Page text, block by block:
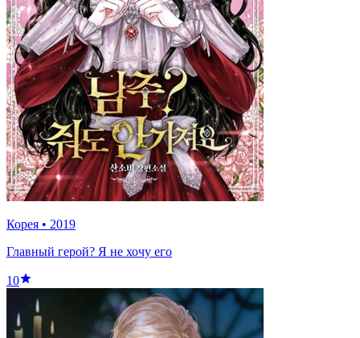
Корея • 2019
Главный герой? Я не хочу его
10